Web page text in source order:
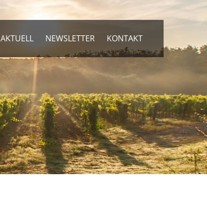
AKTUELL NEWSLETTER KONTAKT